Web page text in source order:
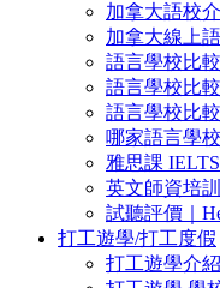
加拿大語校
加拿大線上
語言學校比
語言學校比
語言學校比
哪家語言學
雅思課
英文師資培
試聽評價｜
打工遊學/打工度假
打工遊學介紹